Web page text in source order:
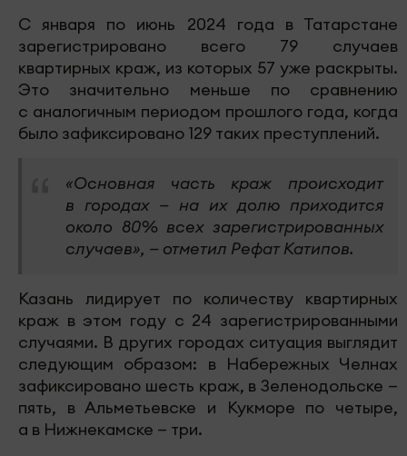
С января по июнь 2024 года в Татарстане
зарегистрировано всего 79 случаев
квартирных краж, из которых 57 уже раскрыты.
Это значительно меньше по сравнению
с аналогичным периодом прошлого года, когда
было зафиксировано 129 таких преступлений.
«Основная часть краж происходит
в городах — на их долю приходится
около 80% всех зарегистрированных
случаев», — отметил Рефат Катипов.
Казань лидирует по количеству квартирных
краж в этом году с 24 зарегистрированными
случаями. В других городах ситуация выглядит
следующим образом: в Набережных Челнах
зафиксировано шесть краж, в Зеленодольске —
пять, в Альметьевске и Кукморе по четыре,
а в Нижнекамске — три.